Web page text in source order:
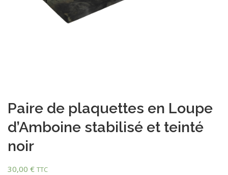
Paire de plaquettes en Loupe
d’Amboine stabilisé et teinté
noir
30,00 € TTC